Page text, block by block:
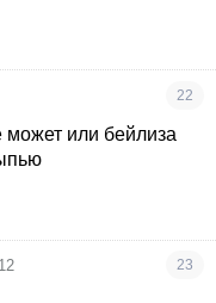
22
или бейлиза
23